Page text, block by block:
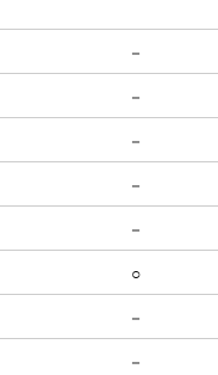
－
－
－
－
－
○
－
－